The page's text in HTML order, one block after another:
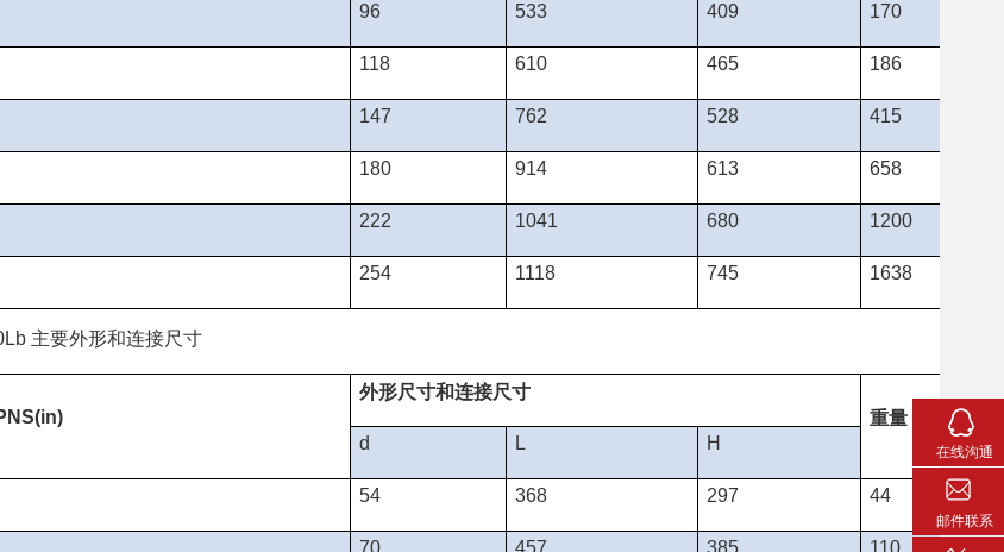
96 533 409 170
118 610 465 186
147 762 528 415
180 914 613 658
222 1041 680 1200
254 1118 745 1638
主要外形和连接尺寸
外形尺寸和连接尺寸
重量
d L H
54 368 297 44
在线沟通
邮件联系